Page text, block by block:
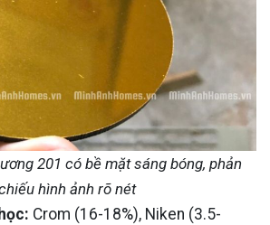
201 có bề mặt sáng bóng, phản
hình ảnh rõ nét
Crom (16-18%), Niken (3.5-